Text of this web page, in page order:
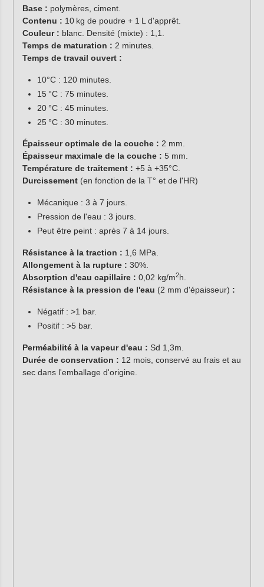
Base : polymères, ciment.
Contenu : 10 kg de poudre + 1 L d'apprêt.
Couleur : blanc. Densité (mixte) : 1,1.
Temps de maturation : 2 minutes.
Temps de travail ouvert :
10°C : 120 minutes.
15 °C : 75 minutes.
20 °C : 45 minutes.
25 °C : 30 minutes.
Épaisseur optimale de la couche : 2 mm.
Épaisseur maximale de la couche : 5 mm.
Température de traitement : +5 à +35°C.
Durcissement(en fonction de la T° et de l'HR)
Mécanique : 3 à 7 jours.
Pression de l'eau : 3 jours.
Peut être peint : après 7 à 14 jours.
Résistance à la traction : 1,6 MPa.
Allongement à la rupture : 30%.
Absorption d'eau capillaire : 0,02 kg/m2h.
Résistance à la pression de l'eau (2 mm d'épaisseur) :
Négatif : >1 bar.
Positif : >5 bar.
Perméabilité à la vapeur d'eau : Sd 1,3m.
Durée de conservation : 12 mois, conservé au frais et au
sec dans l'emballage d'origine.